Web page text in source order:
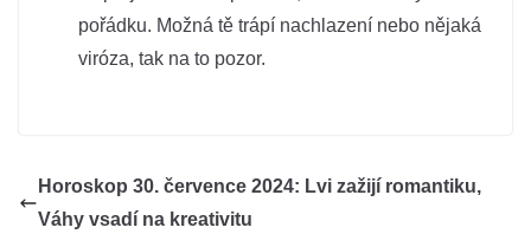
pořádku. Možná tě trápí nachlazení nebo nějaká
viróza, tak na to pozor.
Horoskop 30. července 2024: Lvi zažijí romantiku,
Váhy vsadí na kreativitu